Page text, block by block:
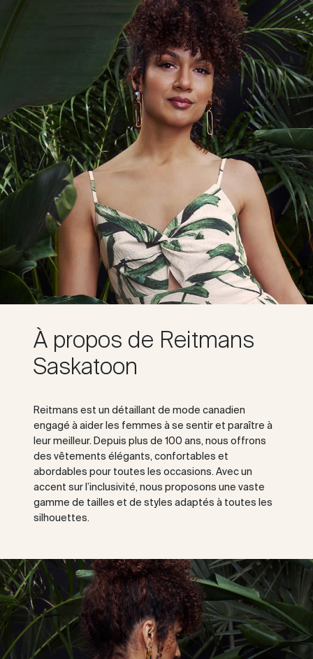
À propos de Reitmans
Saskatoon
Reitmans est un détaillant de mode canadien
engagé à aider les femmes à se sentir et paraître à
leur meilleur. Depuis plus de 100 ans, nous offrons
des vêtements élégants, confortables et
abordables pour toutes les occasions. Avec un
accent sur l’inclusivité, nous proposons une vaste
gamme de tailles et de styles adaptés à toutes les
silhouettes.